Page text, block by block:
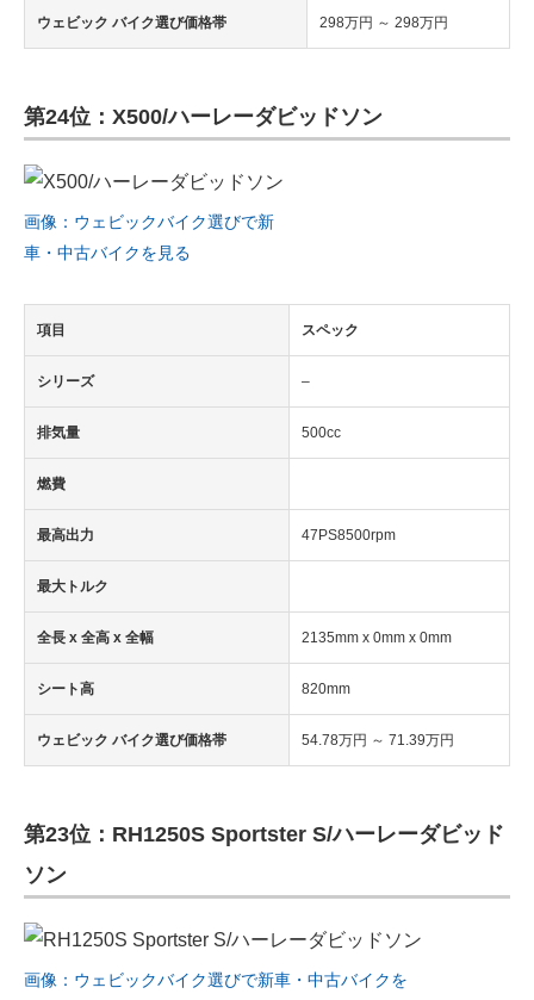
ウェビック バイク選び価格帯 298万円 ～ 298万円
第24位：X500/ハーレーダビッドソン
画像：ウェビックバイク選びで新
車・中古バイクを見る
項目 スペック
シリーズ –
排気量 500cc
燃費
最高出力 47PS8500rpm
最大トルク
全長 x 全高 x 全幅 2135mm x 0mm x 0mm
シート高 820mm
ウェビック バイク選び価格帯 54.78万円 ～ 71.39万円
第23位：RH1250S Sportster S/ハーレーダビッド
ソン
画像：ウェビックバイク選びで新車・中古バイクを